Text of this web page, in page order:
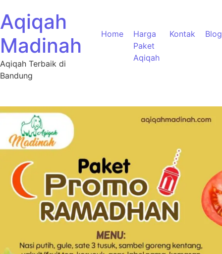
Aqiqah
Madinah
Aqiqah Terbaik di
Bandung
Home
Harga
Paket
Aqiqah
Kontak Blog